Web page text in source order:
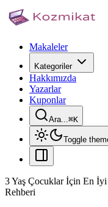
Makaleler
Kategoriler
Hakkımızda
Yazarlar
Kuponlar
Ara...⌘K
Toggle
3 Yaş Çocuklar İçin En
Rehberi